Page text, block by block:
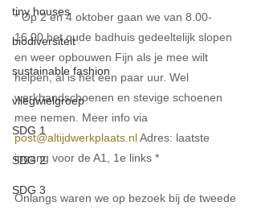
tiny houses
biodiversiteit
sustainable fashion
vliegwielgroep
SDG 1
SDG 2
SDG 3
* Op 2 en 4 oktober gaan we van 8.00-
16.00 het oude badhuis gedeeltelijk slopen
en weer opbouwen Fijn als je mee wilt
helpen, al is het een paar uur. Wel
werkhandschoenen en stevige schoenen
mee nemen. Meer info via
post@altijdwerkplaats.nl Adres: laatste
ingang voor de A1, 1e links *
Onlangs waren we op bezoek bij de tweede